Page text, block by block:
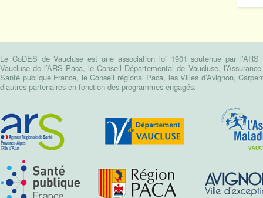
Le CoDES de Vaucluse est une association loi 1901 soutenue par
Vaucluse de l’ARS Paca, le Conseil Départemental de Vaucluse,
Santé publique France, le Conseil régional Paca, les Villes d’Avignon,
d’autres partenaires en fonction des programmes engagés.